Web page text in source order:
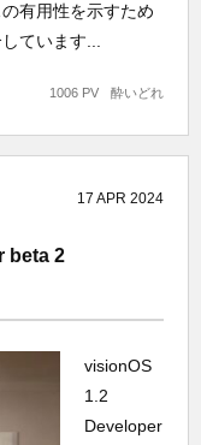
有用性を示すため
ています...
酔いどれ
1006 PV
17 APR 2024
beta 2
visionOS
1.2
Developer